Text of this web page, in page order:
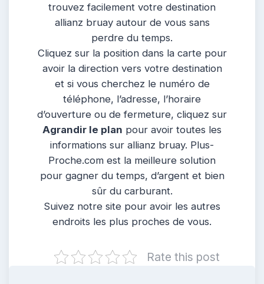
trouvez facilement votre destination
allianz bruay autour de vous sans
perdre du temps.
Cliquez sur la position dans la carte pour
avoir la direction vers votre destination
et si vous cherchez le numéro de
téléphone, l’adresse, l’horaire
d’ouverture ou de fermeture, cliquez sur
Agrandir le plan pour avoir toutes les
informations sur allianz bruay. Plus-
Proche.com est la meilleure solution
pour gagner du temps, d’argent et bien
sûr du carburant.
Suivez notre site pour avoir les autres
endroits les plus proches de vous.
Rate this post